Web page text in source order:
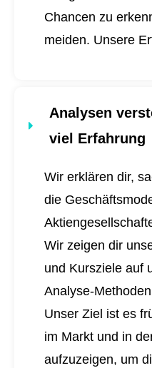
Chancen zu
meiden. Unsere
Analysen
viel Erfahrung
Wir erklären dir,
die
Wir zeigen dir
und Kursziele auf
Analyse-
Unser Ziel ist es
im Markt und in
aufzuzeigen, um